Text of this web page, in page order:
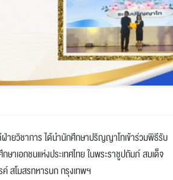
ายวิชาการ ได้นำนักศึกษาปริญญาโทเข้าร่วมพิธีรับ
เอกชนแห่งประเทศไทย ในพระราชูปถัมภ์ สมเด็จ
สโมสรทหารบก กรุงเทพฯ